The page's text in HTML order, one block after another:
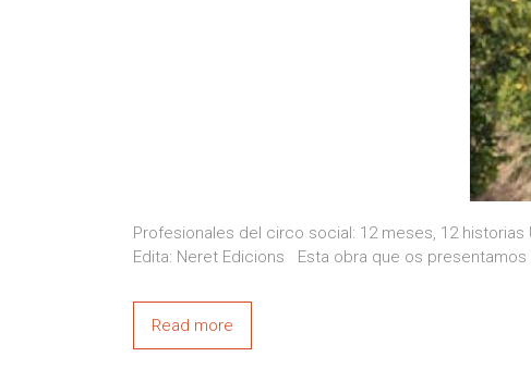
Profesionales del circo social: 12 meses, 12
Edita: Neret Edicions Esta obra que os
Read more